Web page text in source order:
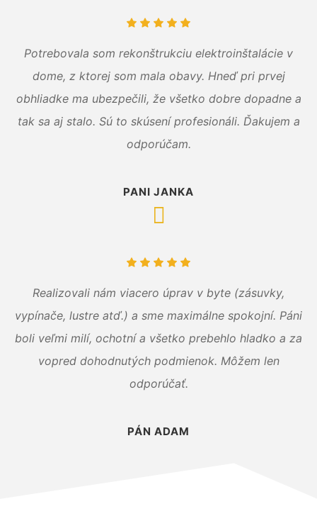
Potrebovala som rekonštrukciu elektroinštalácie v
dome, z ktorej som mala obavy. Hneď pri prvej
obhliadke ma ubezpečili, že všetko dobre dopadne a
tak sa aj stalo. Sú to skúsení profesionáli. Ďakujem a
odporúčam.
PANI JANKA
Realizovali nám viacero úprav v byte (zásuvky,
vypínače, lustre atď.) a sme maximálne spokojní. Páni
boli veľmi milí, ochotní a všetko prebehlo hladko a za
vopred dohodnutých podmienok. Môžem len
odporúčať.
PÁN ADAM